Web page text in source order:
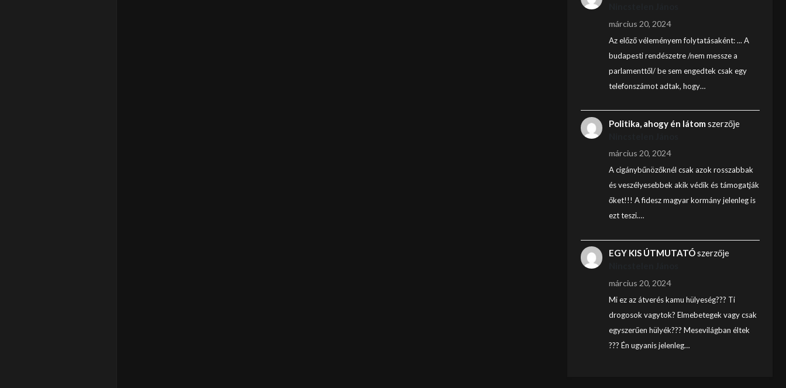
március 20, 2024
Az előző véleményem folytatásaként: ... A
budapesti rendészetre /nem messze a
parlamenttől/ be sem engedtek csak egy
telefonszámot adtak, hogy…
Politika, ahogy én látom szerzője
március 20, 2024
A cigánybűnözőknél csak azok rosszabbak
és veszélyesebbek akik védik és támogatják
őket!!! A fidesz magyar kormány jelenleg is
ezt teszi.…
EGY KIS ÚTMUTATÓszerzője
március 20, 2024
Mi ez az átverés kamu hülyeség??? Ti
drogosok vagytok? Elmebetegek vagy csak
egyszerűen hülyék??? Mesevilágban éltek
??? Én ugyanis jelenleg…